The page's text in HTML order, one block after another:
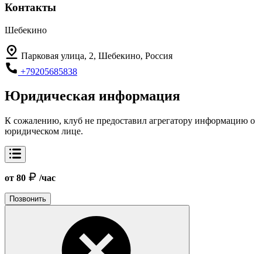
Контакты
Шебекино
Парковая улица, 2, Шебекино, Россия
+79205685838
Юридическая информация
К сожалению, клуб не предоставил агрегатору информацию о
юридическом лице.
от 80 /час
Позвонить